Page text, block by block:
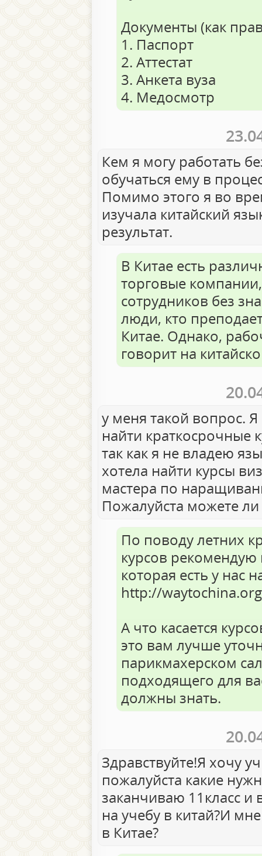
Документы (как
1. Паспорт
2. Аттестат
3. Анкета вуза
4. Медосмотр
Кем я могу работать
обучаться ему в
Помимо этого я во
изучала китайский
результат.
В Китае есть
торговые
сотрудников без
люди, кто
Китае. Однако,
говорит на
у меня такой вопрос.
найти краткосрочные
так как я не владею
хотела найти курсы
мастера по
Пожалуйста можете
По поводу летних
курсов
которая есть у нас
http://
А что касается
это вам лучше
парикмахерском
подходящего для
должны знать.
Здравствуйте!Я хочу
пожалуйста какие
заканчиваю 11класс и
на учебу в китай?И
в Китае?